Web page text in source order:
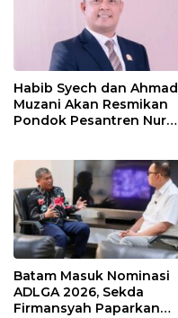
Habib Syech dan Ahmad
Muzani Akan Resmikan
Pondok Pesantren Nur
Batam Masuk Nominasi
ADLGA 2026, Sekda
Firmansyah Paparkan